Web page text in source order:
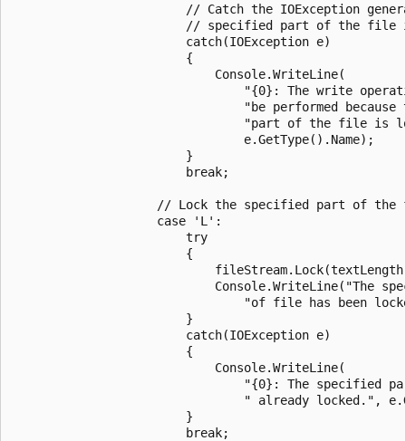
// Catch the IOException
// specified part of the file
                        catch(IOException e)
                        {
                            Console.WriteLine(
"{0}: The write
"be performed because
"part of the file is
                                e.GetType().Name);
                        }
                        break;
// Lock the specified part of the
                    case 'L':
                        try
                        {
Console.WriteLine("The
"of file has been
                        }
                        catch(IOException e)
                        {
                            Console.WriteLine(
"{0}: The specified
" already locked.",
                        }
                        break;